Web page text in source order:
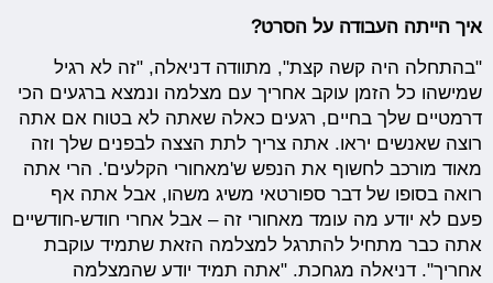
איך הייתה העבודה על הסרט?
"בהתחלה היה קשה קצת", מתוודה דניאלה, "זה לא רגיל
שמישהו כל הזמן עוקב אחריך עם מצלמה ונמצא ברגעים הכי
דרמטיים שלך בחיים, רגעים כאלה שאתה לא בטוח אם אתה
רוצה שאנשים יראו. אתה צריך לתת הצצה לבפנים שלך וזה
מאוד מורכב לחשוף את הנפש ש'מאחורי הקלעים'. הרי אתה
רואה בסופו של דבר ספורטאי משיג משהו, אבל אתה אף
פעם לא יודע מה עומד מאחורי זה – אבל אחרי חודש-חודשיים
אתה כבר מתחיל להתרגל למצלמה הזאת שתמיד עוקבת
אחריך". דניאלה מגחכת. "אתה תמיד יודע שהמצלמה